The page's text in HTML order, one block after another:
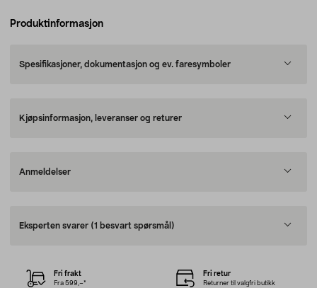
Produktinformasjon
Spesifikasjoner, dokumentasjon og ev. faresymboler
Kjøpsinformasjon, leveranser og returer
Anmeldelser
Eksperten svarer (1 besvart spørsmål)
Fri frakt
Fra 599,–*
Fri retur
Returner til valgfri butikk